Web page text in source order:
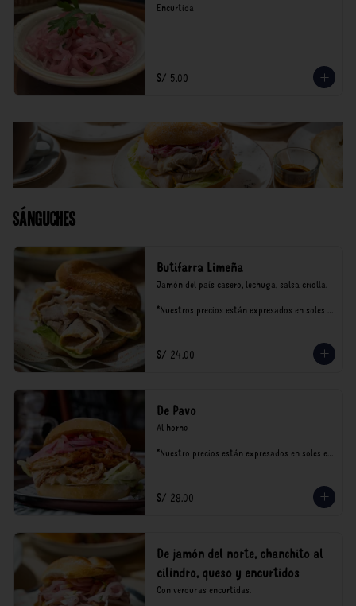
Encurtida
S/ 5.00
Sánguches
Butifarra Limeña
Jamón del país casero, lechuga, salsa criolla.
*Nuestros precios están expresados en soles e
S/ 24.00
De Pavo
Al horno
*Nuestro precios están expresados en soles e
S/ 29.00
De jamón del norte, chanchito al
cilindro, queso y encurtidos
Con verduras encurtidas.